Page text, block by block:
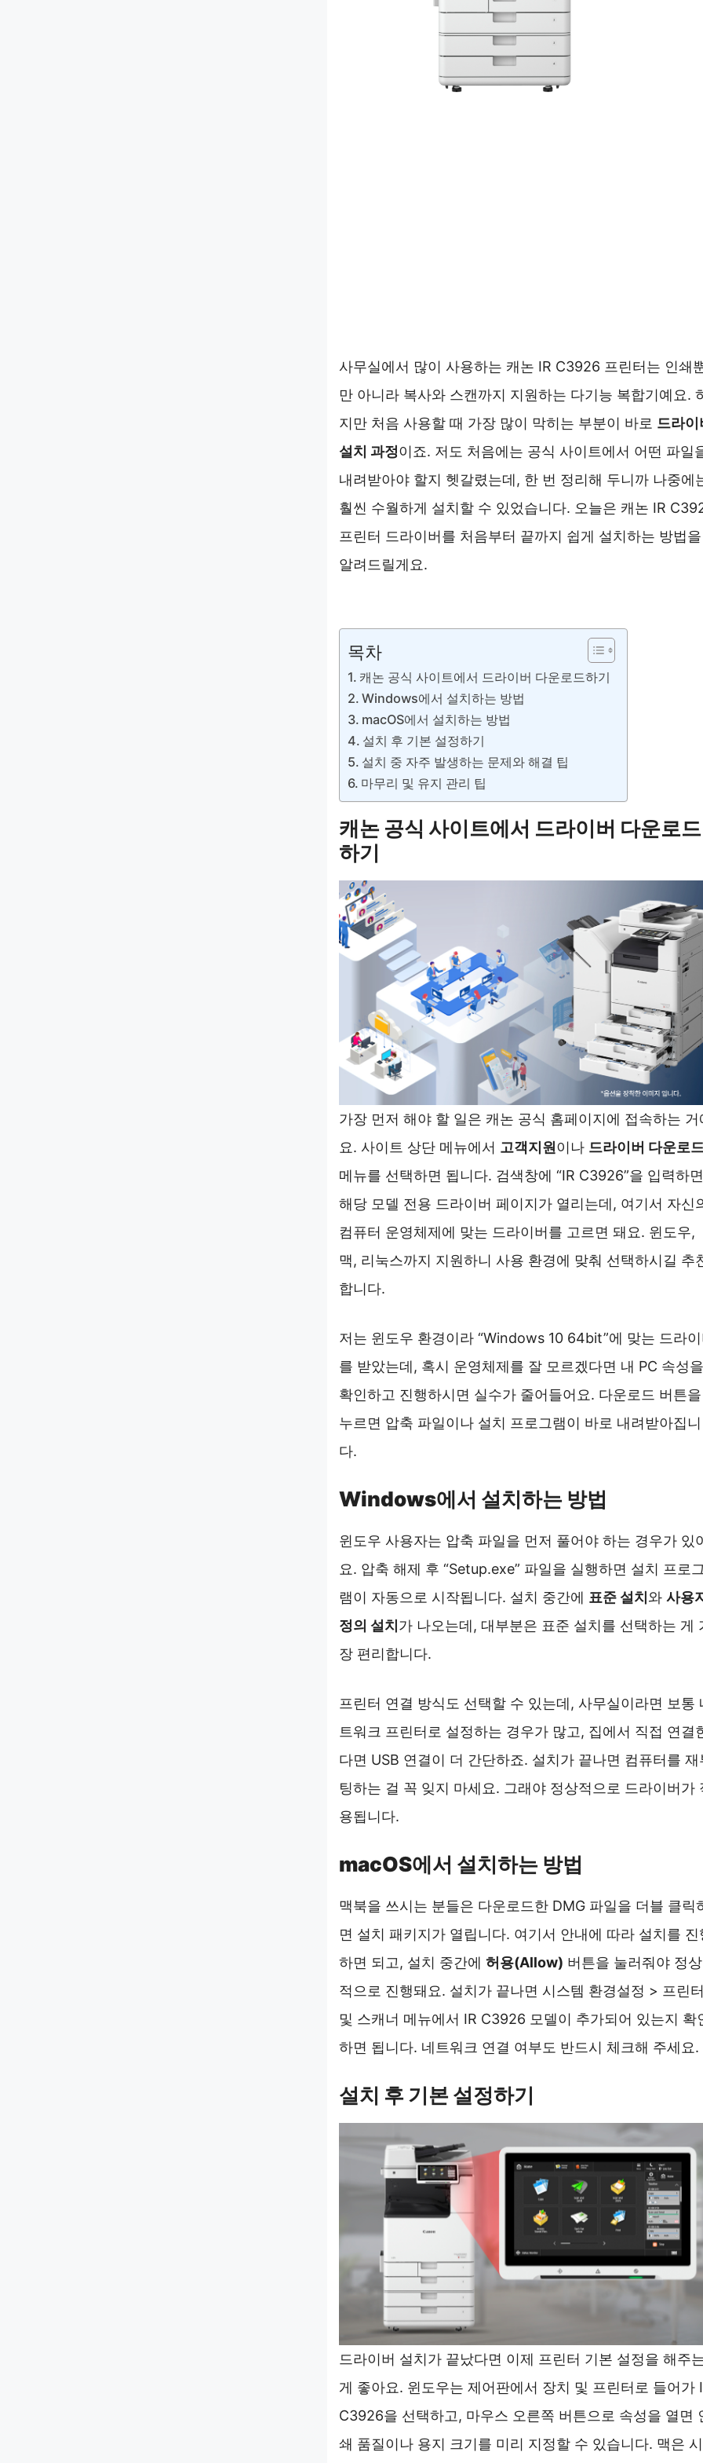
사무실에서 많이 사용하는 캐논 IR C3926 프린터는 인쇄
만 아니라 복사와 스캔까지 지원하는 다기능 복합기예요.
지만 처음 사용할 때 가장 많이 막히는 부분이 바로 드라이
설치 과정이죠. 저도 처음에는 공식 사이트에서 어떤 파일
내려받아야 할지 헷갈렸는데, 한 번 정리해 두니까 나중에
훨씬 수월하게 설치할 수 있었습니다. 오늘은 캐논 IR
프린터 드라이버를 처음부터 끝까지 쉽게 설치하는 방법을
알려드릴게요.
목차
캐논 공식 사이트에서 드라이버 다운로드하기
Windows에서 설치하는 방법
macOS에서 설치하는 방법
설치 후 기본 설정하기
설치 중 자주 발생하는 문제와 해결 팁
마무리 및 유지 관리 팁
캐논 공식 사이트에서 드라이버 다운로드
하기
가장 먼저 해야 할 일은 캐논 공식 홈페이지에 접속하는 거
요. 사이트 상단 메뉴에서 고객지원 이나 드라이버 다운로
메뉴를 선택하면 됩니다. 검색창에 “IR C3926”을 입력하면
해당 모델 전용 드라이버 페이지가 열리는데, 여기서 자신
컴퓨터 운영체제에 맞는 드라이버를 고르면 돼요. 윈도우,
맥, 리눅스까지 지원하니 사용 환경에 맞춰 선택하시길 추
합니다.
저는 윈도우 환경이라 “Windows 10 64bit”에 맞는 드라이
를 받았는데, 혹시 운영체제를 잘 모르겠다면 내 PC 속성을
확인하고 진행하시면 실수가 줄어들어요. 다운로드 버튼을
누르면 압축 파일이나 설치 프로그램이 바로 내려받아집니
다.
Windows에서 설치하는 방법
윈도우 사용자는 압축 파일을 먼저 풀어야 하는 경우가 있
요. 압축 해제 후 “Setup.exe” 파일을 실행하면 설치 프로그
램이 자동으로 시작됩니다. 설치 중간에 표준 설치 와 사용
정의 설치 가 나오는데, 대부분은 표준 설치를 선택하는 게
장 편리합니다.
프린터 연결 방식도 선택할 수 있는데, 사무실이라면 보통
트워크 프린터로 설정하는 경우가 많고, 집에서 직접 연결
다면 USB 연결이 더 간단하죠. 설치가 끝나면 컴퓨터를 재
팅하는 걸 꼭 잊지 마세요. 그래야 정상적으로 드라이버가
용됩니다.
macOS에서 설치하는 방법
맥북을 쓰시는 분들은 다운로드한 DMG 파일을 더블 클릭
면 설치 패키지가 열립니다. 여기서 안내에 따라 설치를 진
하면 되고, 설치 중간에 허용(Allow) 버튼을 눌러줘야 정상
적으로 진행돼요. 설치가 끝나면 시스템 환경설정 > 프린터
및 스캐너 메뉴에서 IR C3926 모델이 추가되어 있는지 확
하면 됩니다. 네트워크 연결 여부도 반드시 체크해 주세요.
설치 후 기본 설정하기
드라이버 설치가 끝났다면 이제 프린터 기본 설정을 해주
게 좋아요. 윈도우는 제어판에서 장치 및 프린터로 들어가
C3926을 선택하고, 마우스 오른쪽 버튼으로 속성을 열면
쇄 품질이나 용지 크기를 미리 지정할 수 있습니다. 맥은 시